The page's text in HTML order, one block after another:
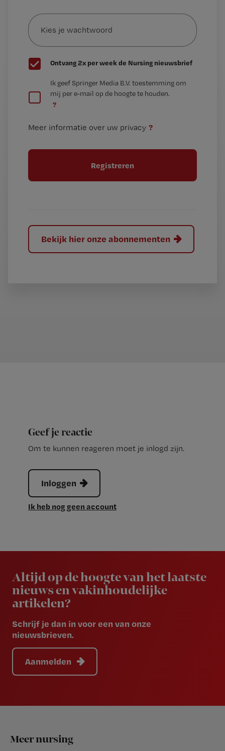
mailadres?
Kies
je
wachtwoord
G
e
t
Ontvang 2x per week de Nursing nieuwsbrief
e
t
l
Ik geef Springer Media B.V. toestemming om
mij per e-mail op de hoogte te houden.
?
Meer informatie over uw privacy ?
Bekijk hier onze abonnementen
Geef je reactie
Om te kunnen reageren moet je inlogd zijn.
Inloggen
Ik heb nog geen account
Altijd op de hoogte van het laatste
nieuws en vakinhoudelijke
artikelen?
Schrijf je dan in voor een van onze
nieuwsbrieven.
Aanmelden
Footer
Meer nursing